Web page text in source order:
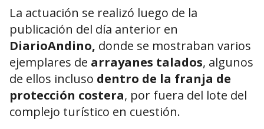
La actuación se realizó luego de la
publicación del día anterior en
DiarioAndino, donde se mostraban varios
ejemplares de arrayanes talados, algunos
de ellos incluso dentro de la franja de
protección costera, por fuera del lote del
complejo turístico en cuestión.